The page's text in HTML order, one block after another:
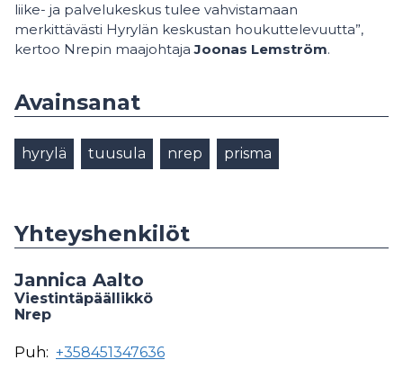
liike- ja palvelukeskus tulee vahvistamaan
merkittävästi Hyrylän keskustan houkuttelevuutta”,
kertoo Nrepin maajohtajaJoonas Lemström.
Avainsanat
hyrylä tuusula nrep prisma
Yhteyshenkilöt
Jannica Aalto
Viestintäpäällikkö
Nrep
Puh: +358451347636